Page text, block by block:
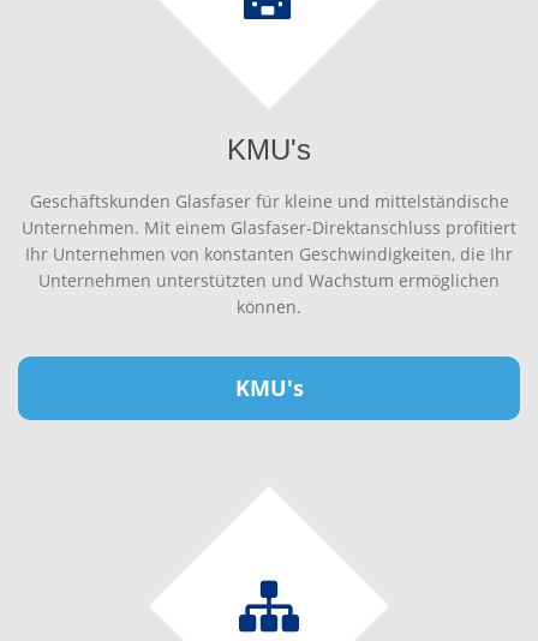
KMU's
Geschäftskunden Glasfaser für kleine und mittelständische
Unternehmen. Mit einem Glasfaser-Direktanschluss profitiert
Ihr Unternehmen von konstanten Geschwindigkeiten, die Ihr
Unternehmen unterstützten und Wachstum ermöglichen
können.
KMU's